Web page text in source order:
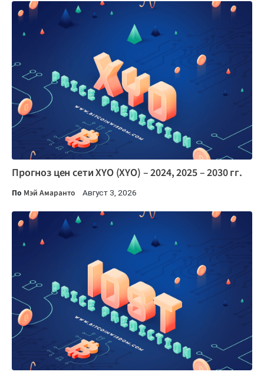
Прогноз цен сети XYO (XYO) – 2024, 2025 – 2030 гг.
По Мэй Амаранто Август 3, 2026